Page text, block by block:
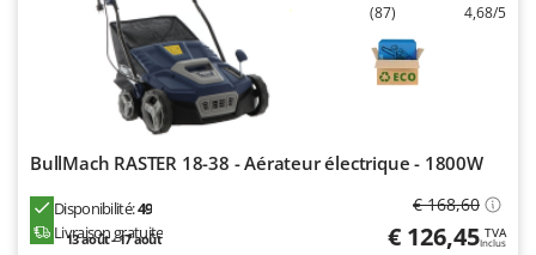
(87) 4,68/5
BullMach RASTER 18-38 - Aérateur électrique - 1800W
Disponibilité:49
Livraison gratuite
13 août - 17 août
€ 168,60
€ 126,45 TVA
Inclus